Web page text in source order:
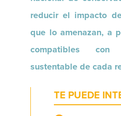
reducir el impacto
que lo amenazan, a
compatibles
sustentable de cada
TE PUEDE